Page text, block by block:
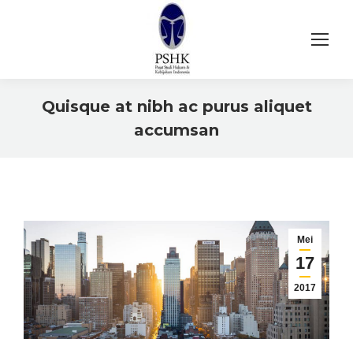
Quisque at nibh ac purus aliquet
accumsan
Mei
17
2017